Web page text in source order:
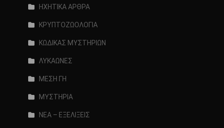
ΗΧΗΤΙΚΑ ΑΡΘΡΑ
ΚΡΥΠΤΟΖΩΟΛΟΓΙΑ
ΚΩΔΙΚΑΣ ΜΥΣΤΗΡΙΩΝ
ΛΥΚΑΩΝΕΣ
ΜΕΣΗ ΓΗ
ΜΥΣΤΗΡΙΑ
ΝΕΑ – ΕΞΕΛΙΞΕΙΣ